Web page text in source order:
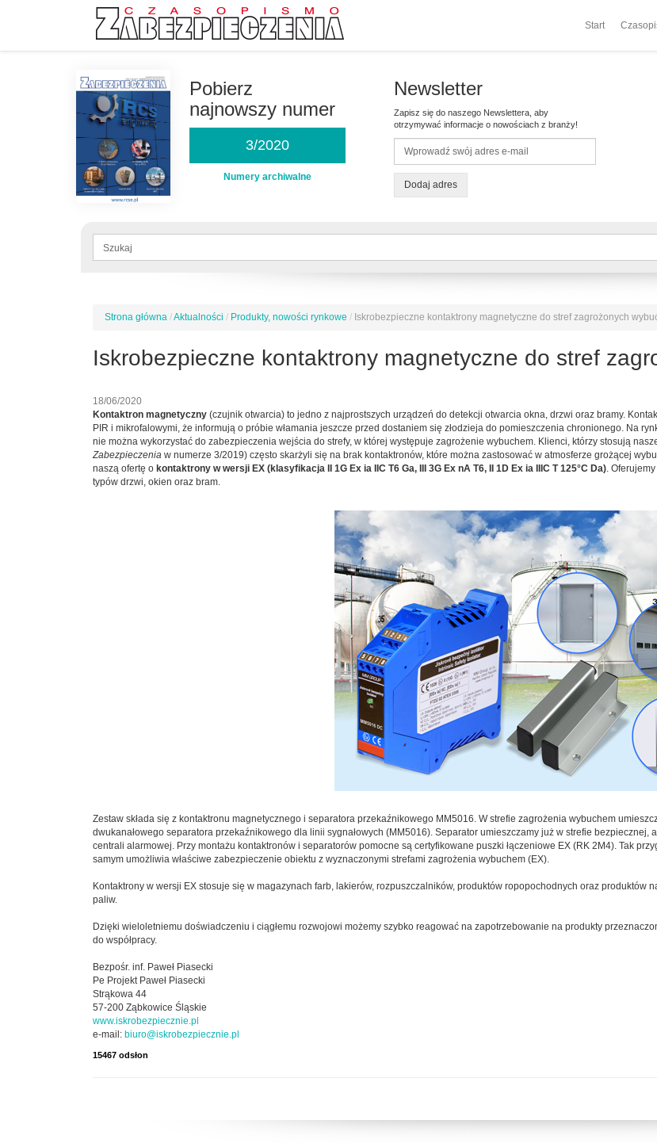
Start
Pobierz
najnowszy numer
3/2020
Numery archiwalne
Newsletter
Zapisz się do naszego Newslettera, aby
otrzymywać informacje o nowościach z branży!
Dodaj adres
Formularz
Jesteś
Strona główna /Aktualności / Produkty, nowości rynkowe / Iskrobezpieczne kontaktrony magnetyczne do stref zagrożonych
Iskrobezpieczne kontaktrony magnetyczne do stref
18/06/2020
Kontaktron magnetyczny (czujnik otwarcia) to jedno z najprostszych urządzeń do detekcji otwarcia okna, drzwi oraz bramy.
PIR i mikrofalowymi, że informują o próbie włamania jeszcze przed dostaniem się złodzieja do pomieszczenia chronionego. Na
nie można wykorzystać do zabezpieczenia wejścia do strefy, w której występuje zagrożenie wybuchem. Klienci, którzy stosują
Zabezpieczenia w numerze 3/2019) często skarżyli się na brak kontaktronów, które można zastosować w atmosferze grożącej
naszą ofertę o kontaktrony w wersji EX (klasyfikacja II 1G Ex ia IIC T6 Ga, III 3G Ex nA T6, II 1D Ex ia IIIC T 125°C Da).
typów drzwi, okien oraz bram.
Zestaw składa się z kontaktronu magnetycznego i separatora przekaźnikowego MM5016. W strefie zagrożenia wybuchem
dwukanałowego separatora przekaźnikowego dla linii sygnałowych (MM5016). Separator umieszczamy już w strefie
centrali alarmowej. Przy montażu kontaktronów i separatorów pomocne są certyfikowane puszki łączeniowe EX (RK 2M4). Tak
samym umożliwia właściwe zabezpieczenie obiektu z wyznaczonymi strefami zagrożenia wybuchem (EX).
Kontaktrony w wersji EX stosuje się w magazynach farb, lakierów, rozpuszczalników, produktów ropopochodnych oraz produktów
paliw.
Dzięki wieloletniemu doświadczeniu i ciągłemu rozwojowi możemy szybko reagować na zapotrzebowanie na produkty
do współpracy.
Bezpośr. inf. Paweł Piasecki
Pe Projekt Paweł Piasecki
Strąkowa 44
57-200 Ząbkowice Śląskie
www.iskrobezpiecznie.pl
e-mail: biuro@iskrobezpiecznie.pl
15467 odsłon